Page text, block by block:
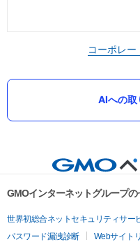
コーポレー
AIへの取
GMOインターネットグループ
世界初総合ネットセキュリティサー
パスワード漏洩診断
Webサイト